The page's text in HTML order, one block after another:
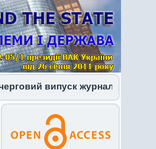
випуск журналу 1 (34) 2026